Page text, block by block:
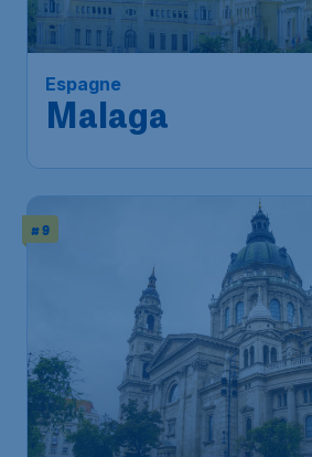
Espagne
Malaga
# 9